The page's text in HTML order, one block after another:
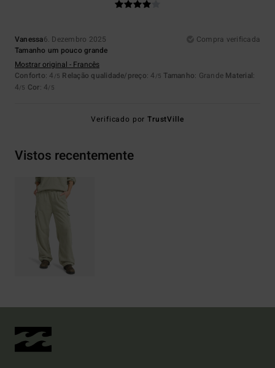
Vanessa6. Dezembro 2025
Compra verificada
Tamanho um pouco grande
Mostrar original - Francês
Conforto: 4 /5 Relação qualidade/preço: 4 /5 Tamanho: Grande Material:
4/5 Cor: 4/5
Verificado porTrustVille
Vistos recentemente